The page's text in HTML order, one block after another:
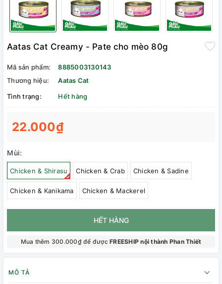
Aatas Cat Creamy - Pate cho mèo 80g
Mã sản phẩm:
8885003130143
Thương hiệu:
Aatas Cat
Tình trạng:
Hết hàng
22.000₫
Mùi:
Chicken & Shirasu Chicken & Crab Chicken & Sadine
Chicken & Kanikama Chicken & Mackerel
HẾT HÀNG
Mua thêm 300.000₫ để đượcFREESHIP nội thành Phan Thiết
MÔ TẢ